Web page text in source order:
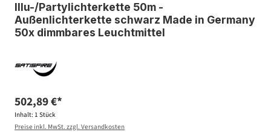
Illu-/Partylichterkette 50m -
Außenlichterkette schwarz Made in Germany
50x dimmbares Leuchtmittel
502,89 €*
Inhalt: 1 Stück
Preise inkl. MwSt. zzgl. Versandkosten